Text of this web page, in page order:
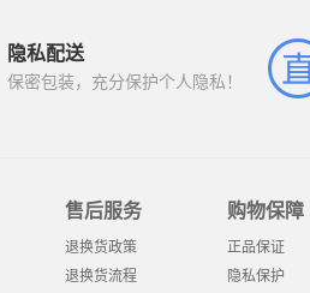
隐私配送
保密包装，充分保护个人隐私！
售后服务
退换货政策
退换货流程
购物保障
正品保证
隐私保护